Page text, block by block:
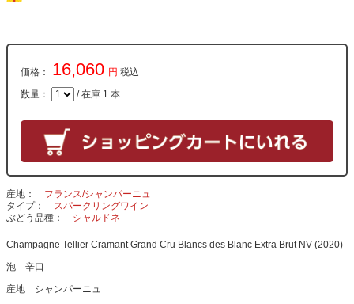
価格： 16,060 円 税込
数量： / 在庫 1 本
産地
フランス/シャンパーニュ
タイプ
スパークリングワイン
ぶどう品種
シャルドネ
Champagne Tellier Cramant Grand Cru Blancs des Blanc Extra Brut NV (2020)
泡 辛口
産地 シャンパーニュ